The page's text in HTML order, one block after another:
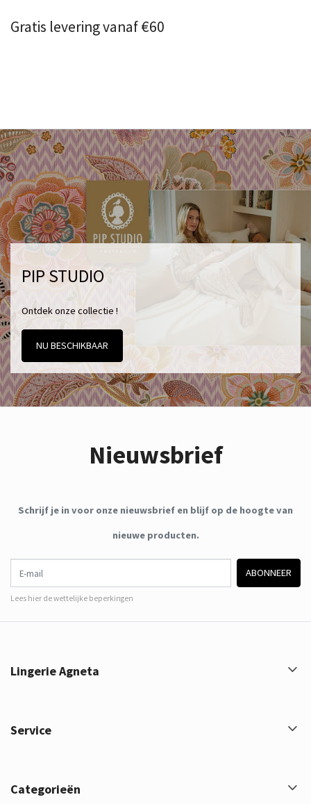
Gratis levering vanaf €60
PIP STUDIO
Ontdek onze collectie !
NU BESCHIKBAAR
Nieuwsbrief
Schrijf je in voor onze nieuwsbrief en blijf op de hoogte van
nieuwe producten.
ABONNEER
Lees hier de wettelijke beperkingen
Lingerie Agneta
Service
Categorieën